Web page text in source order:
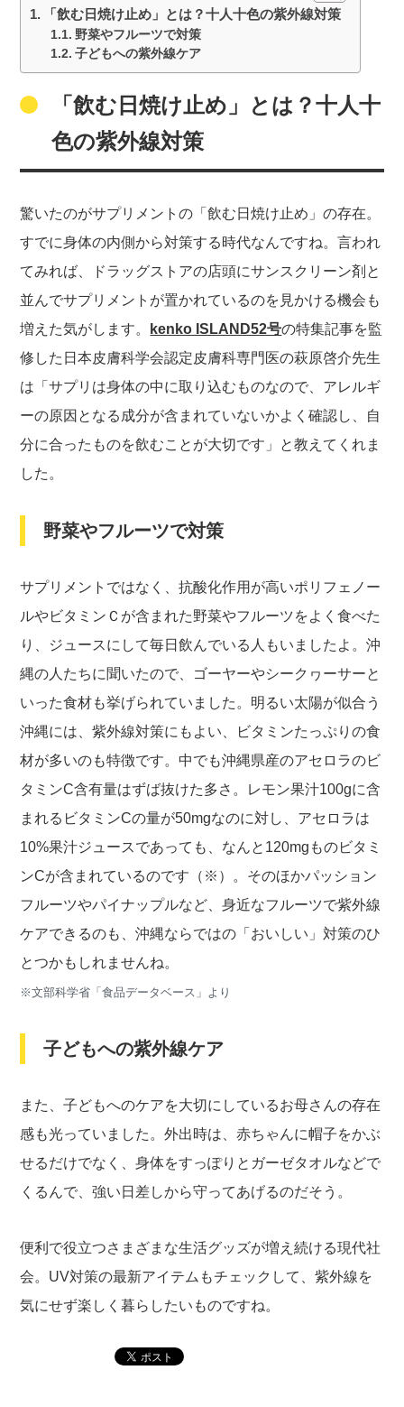
「飲む日焼け止め」とは？十人十色の紫外線対策
野菜やフルーツで対策
子どもへの紫外線ケア
「飲む日焼け止め」とは？十人十
色の紫外線対策
驚いたのがサプリメントの「飲む日焼け止め」の存在。
すでに身体の内側から対策する時代なんですね。言われ
てみれば、ドラッグストアの店頭にサンスクリーン剤と
並んでサプリメントが置かれているのを見かける機会も
増えた気がします。
kenko ISLAND52号の特集記事を監
修した日本皮膚科学会認定皮膚科専門医の萩原啓介先生
は「サプリは身体の中に取り込むものなので、アレルギ
ーの原因となる成分が含まれていないかよく確認し、自
分に合ったものを飲むことが大切です」と教えてくれま
した。
野菜やフルーツで対策
サプリメントではなく、抗酸化作用が高いポリフェノー
ルやビタミンＣが含まれた野菜やフルーツをよく食べた
り、ジュースにして毎日飲んでいる人もいましたよ。沖
縄の人たちに聞いたので、ゴーヤーやシークヮーサーと
いった食材も挙げられていました。明るい太陽が似合う
沖縄には、紫外線対策にもよい、ビタミンたっぷりの食
材が多いのも特徴です。中でも沖縄県産のアセロラのビ
タミンC含有量はずば抜けた多さ。レモン果汁100gに含
まれるビタミンCの量が50mgなのに対し、アセロラは
10%果汁ジュースであっても、なんと120mgものビタミ
ンCが含まれているのです（※）。そのほかパッション
フルーツやパイナップルなど、身近なフルーツで紫外線
ケアできるのも、沖縄ならではの「おいしい」対策のひ
とつかもしれませんね。
※文部科学省「食品データベース」より
子どもへの紫外線ケア
また、子どもへのケアを大切にしているお母さんの存在
感も光っていました。外出時は、赤ちゃんに帽子をかぶ
せるだけでなく、身体をすっぽりとガーゼタオルなどで
くるんで、強い日差しから守ってあげるのだそう。
便利で役立つさまざまな生活グッズが増え続ける現代社
会。UV対策の最新アイテムもチェックして、紫外線を
気にせず楽しく暮らしたいものですね。